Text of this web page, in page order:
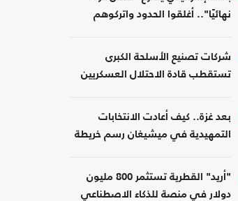
نهائيًا".. أغلقوا الحدود واتركوهم
شركات تصنيع الأسلحة الكبرى
تستقطب قادة الاحتلال العسكريين
بعد غزة.. كيف أعادت الانتخابات
التمهيدية في ميشيغان رسم خريطة
"أريد" القطرية تستثمر 800 مليون
دولار في منصة للذكاء الاصطناعي